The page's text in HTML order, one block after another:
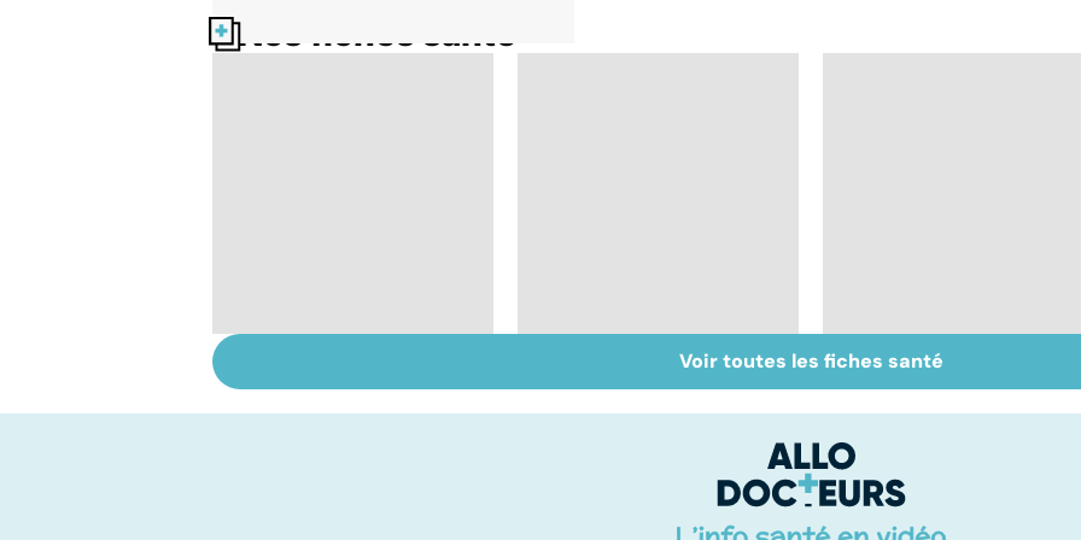
Nos fiches santé
choisir vos matières
Tout savoir sur les
infections
Inflammation des
amygdales : que faire
Voir toutes les fiches santé